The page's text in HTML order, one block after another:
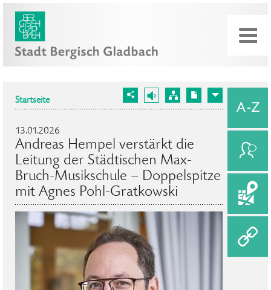
Startseite
13.01.2026
Andreas Hempel verstärkt die
Leitung der Städtischen Max-
Bruch-Musikschule – Doppelspitze
mit Agnes Pohl-Gratkowski